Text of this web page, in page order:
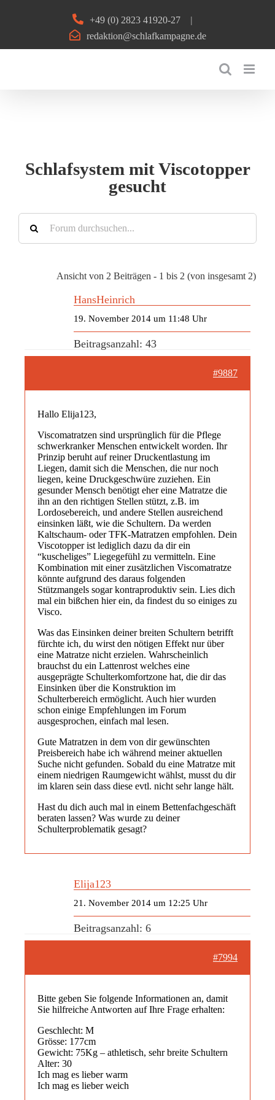
+49 (0) 2823 41920-27
|
redaktion@schlafkampagne.de
Schlafsystem mit Viscotopper
gesucht
Ansicht von 2 Beiträgen - 1 bis 2 (von insgesamt 2)
HansHeinrich
19. November 2014 um 11:48 Uhr
Beitragsanzahl: 43
#9887
Hallo Elija123,
Viscomatratzen sind ursprünglich für die Pflege
schwerkranker Menschen entwickelt worden. Ihr
Prinzip beruht auf reiner Druckentlastung im
Liegen, damit sich die Menschen, die nur noch
liegen, keine Druckgeschwüre zuziehen. Ein
gesunder Mensch benötigt eher eine Matratze die
ihn an den richtigen Stellen stützt, z.B. im
Lordosebereich, und andere Stellen ausreichend
einsinken läßt, wie die Schultern. Da werden
Kaltschaum- oder TFK-Matratzen empfohlen. Dein
Viscotopper ist lediglich dazu da dir ein
“kuscheliges” Liegegefühl zu vermitteln. Eine
Kombination mit einer zusätzlichen Viscomatratze
könnte aufgrund des daraus folgenden
Stützmangels sogar kontraproduktiv sein. Lies dich
mal ein bißchen hier ein, da findest du so einiges zu
Visco.
Was das Einsinken deiner breiten Schultern betrifft
fürchte ich, du wirst den nötigen Effekt nur über
eine Matratze nicht erzielen. Wahrscheinlich
brauchst du ein Lattenrost welches eine
ausgeprägte Schulterkomfortzone hat, die dir das
Einsinken über die Konstruktion im
Schulterbereich ermöglicht. Auch hier wurden
schon einige Empfehlungen im Forum
ausgesprochen, einfach mal lesen.
Gute Matratzen in dem von dir gewünschten
Preisbereich habe ich während meiner aktuellen
Suche nicht gefunden. Sobald du eine Matratze mit
einem niedrigen Raumgewicht wählst, musst du dir
im klaren sein dass diese evtl. nicht sehr lange hält.
Hast du dich auch mal in einem Bettenfachgeschäft
beraten lassen? Was wurde zu deiner
Schulterproblematik gesagt?
Elija123
21. November 2014 um 12:25 Uhr
Beitragsanzahl: 6
#7994
Bitte geben Sie folgende Informationen an, damit
Sie hilfreiche Antworten auf Ihre Frage erhalten:
Geschlecht: M
Grösse: 177cm
Gewicht: 75Kg – athletisch, sehr breite Schultern
Alter: 30
Ich mag es lieber warm
Ich mag es lieber weich